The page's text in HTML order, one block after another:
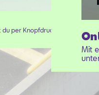
per Knopfdruck den
Mit